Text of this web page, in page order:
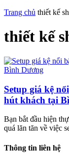
Trang chủ thiết kế
thiết kế
Setup giá kệ
hút khách tại
Bạn bắt đầu hiện
quá lăn tăn về việc
Thông tin liên hệ